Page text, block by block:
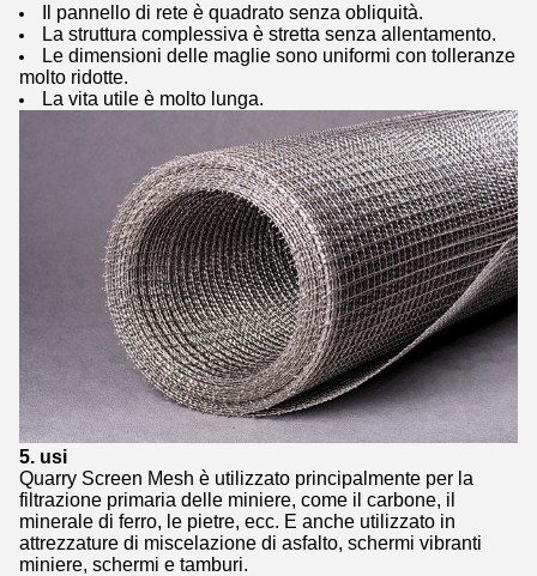
Il pannello di rete è quadrato senza obliquità.
La struttura complessiva è stretta senza allentamento.
Le dimensioni delle maglie sono uniformi con tolleranze
molto ridotte.
La vita utile è molto lunga.
5. usi
Quarry Screen Mesh è utilizzato principalmente per la
filtrazione primaria delle miniere, come il carbone, il
minerale di ferro, le pietre, ecc. E anche utilizzato in
attrezzature di miscelazione di asfalto, schermi vibranti
miniere, schermi e tamburi.